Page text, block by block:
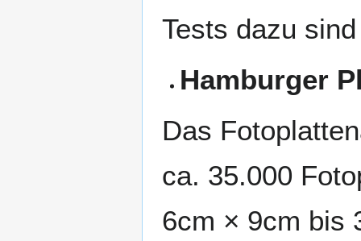
Tests dazu
Hamburger
Das
ca. 35.000
6cm × 9cm bis